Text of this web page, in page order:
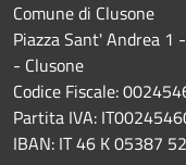
Comune di Clusone
Piazza Sant' Andrea 1
- Clusone
Codice Fiscale:
Partita IVA:
IBAN: IT 46 K 05387